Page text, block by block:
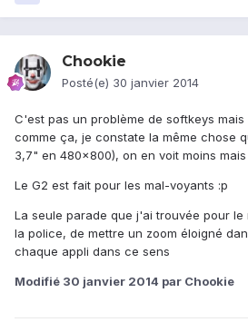
Chookie
Posté(e) 30 janvier 2014
C'est pas un problème de softkeys
comme ça, je constate la même chose
3,7" en 480x800), on en voit moins
Le G2 est fait pour les mal-voyants :p
La seule parade que j'ai trouvée pour le
la police, de mettre un zoom éloigné
chaque appli dans ce sens
Modifié 30 janvier 2014 par Chookie